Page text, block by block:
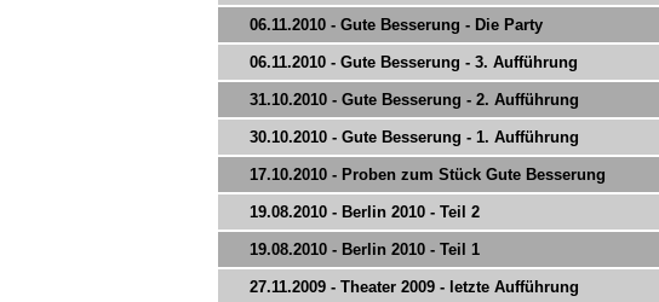
06.11.2010 - Gute Besserung - Die Party
06.11.2010 - Gute Besserung - 3. Aufführung
31.10.2010 - Gute Besserung - 2. Aufführung
30.10.2010 - Gute Besserung - 1. Aufführung
17.10.2010 - Proben zum Stück Gute Besserung
19.08.2010 - Berlin 2010 - Teil 2
19.08.2010 - Berlin 2010 - Teil 1
27.11.2009 - Theater 2009 - letzte Aufführung